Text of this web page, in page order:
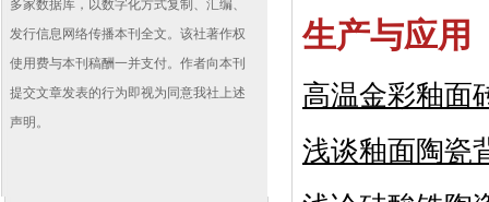
多家数据库，以数字化方式复制、汇编、
发行信息网络传播本刊全文。该社著作权
使用费与本刊稿酬一并支付。作者向本刊
提交文章发表的行为即视为同意我社上述
声明。
生产与应用
高温金彩釉面
浅谈釉面陶瓷